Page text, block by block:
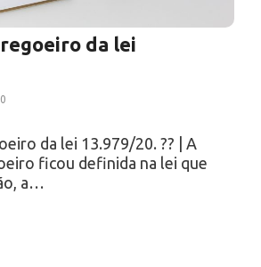
da lei
da lei 13.979/20. ?‍? | A
ficou definida na lei que
a…